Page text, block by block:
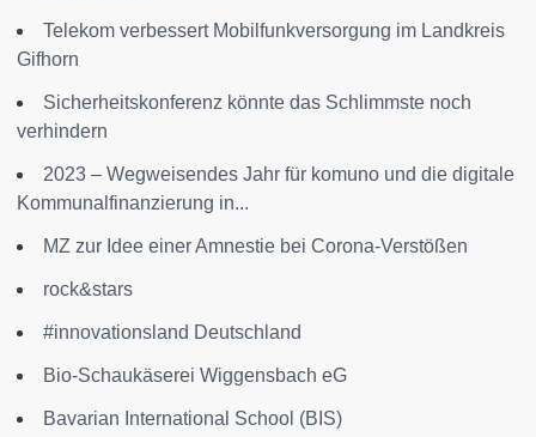
Telekom verbessert Mobilfunkversorgung im Landkreis
Gifhorn
Sicherheitskonferenz könnte das Schlimmste noch
verhindern
2023 – Wegweisendes Jahr für komuno und die digitale
Kommunalfinanzierung in...
MZ zur Idee einer Amnestie bei Corona-Verstößen
rock&stars
#innovationsland Deutschland
Bio-Schaukäserei Wiggensbach eG
Bavarian International School (BIS)